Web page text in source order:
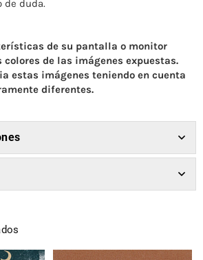
de duda.
de su pantalla o monitor
colores de las imágenes expuestas.
estas imágenes teniendo en cuenta
diferentes.